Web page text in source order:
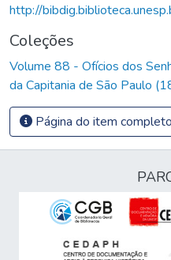
http://
Coleções
Volume 88 - Ofícios dos
da Capitania de São Paulo
Página do item completo